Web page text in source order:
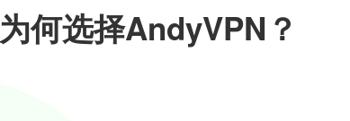
为何选择AndyVPN？